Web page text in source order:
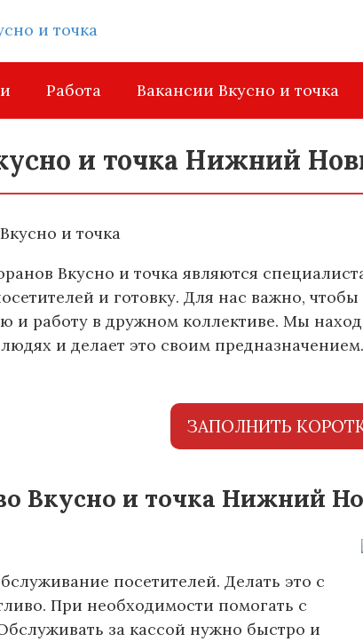
Работа Вакансии Вкусно и точка
и точка Нижний
Вкусно и точка являются
и готовку. Для нас важно,
и работу в дружном коллективе. Мы
и делает это своим предназначением.
ЗАПОЛНИТЬ
Вкусно и точка Нижний
посетителей. Делать это с
При необходимости помогать с
за кассой нужно быстро и